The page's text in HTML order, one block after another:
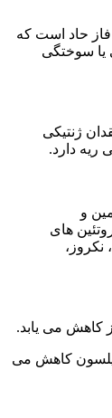
فاز حاد است که
یا سوختگی
ژنتیکی
ریه دارد.
و
و از پروتئین های
نکروز،
کاهش می